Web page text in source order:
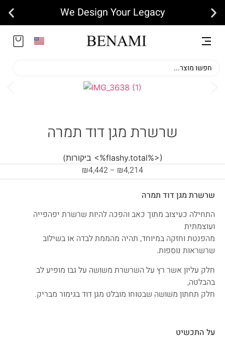
We Design Your Legacy
שרשרת מגן דוד תמרה
(<%flashy.total%> ביקורות)
₪4,214
–
₪4,442
שרשרת מגן דוד תמרה
התחילה כעיצוב מתוך כאב והפכה להיות שרשרת יפהפייה
ועוצמתית
מהפנטת וחזקה במיוחד, תהיה מהממת לבדה או בשילוב
שרשראות נוספות.
חלק עליון אשר רץ על השרשרת משושה על גבו מופיע לב
בהבלטה,
חלק תחתון משושה שבטוחו מובלט מגן דוד בגימור מבריק.
על התכשיט